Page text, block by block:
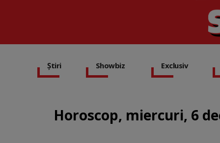
Știri Showbiz Exclusiv
Horoscop, miercuri, 6